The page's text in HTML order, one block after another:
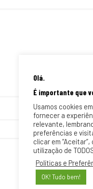
Olá.
É importante que
Usamos cookies
fornecer a
relevante,
preferências e
clicar em
utilização de
Políticas e
OK! Tudo bem!